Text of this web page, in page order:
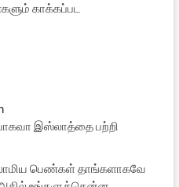
காக்கப்பட
இஸ்லாத்தை பற்றி
பெண்கள் தாங்களாகவே